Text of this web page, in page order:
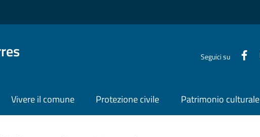
Seguici su
Vivere il comune Protezione civile Patrimonio culturale